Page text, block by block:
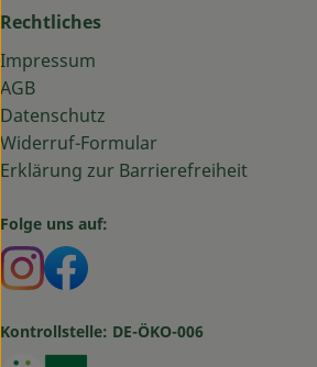
Rechtliches
Impressum
AGB
Datenschutz
Widerruf-Formular
Erklärung zur Barrierefreiheit
Folge uns auf:
Externer Link zu https://
Externer Link zu https://
Kontrollstelle: DE-ÖKO-006